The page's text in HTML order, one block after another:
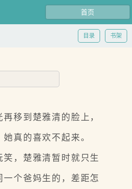
首页
书架
目录
移到楚雅清的脸上，
真的喜欢不起来。
，楚雅清暂时就只生
个爸妈生的，差距怎